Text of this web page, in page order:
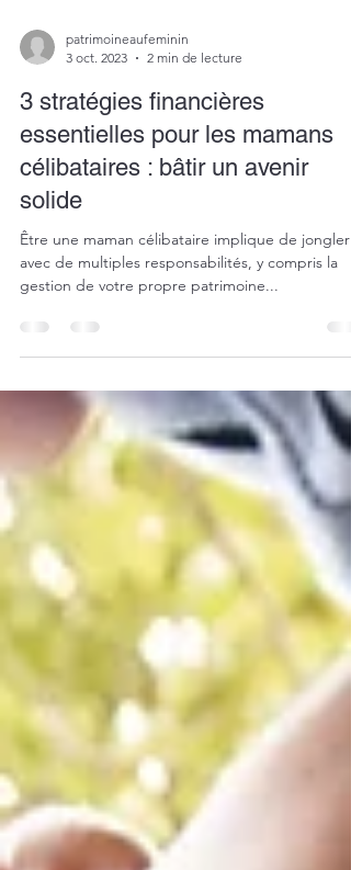
patrimoineaufeminin
3 oct. 2023
2 min de lecture
3 stratégies financières
essentielles pour les mamans
célibataires : bâtir un avenir
solide
avec de multiples responsabilités, y compris la
gestion de votre propre patrimoine...